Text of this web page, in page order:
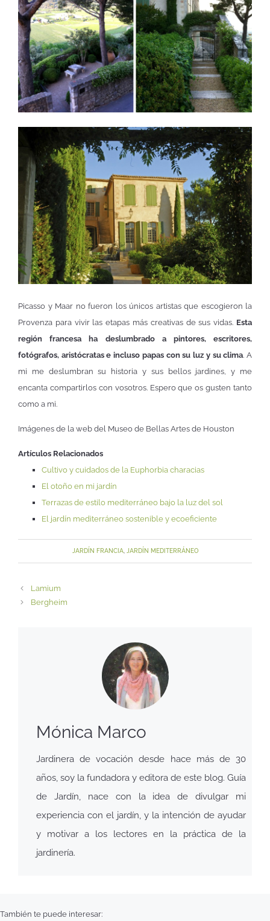
Picasso y Maar no fueron los únicos artistas que escogieron la
Provenza para vivir las etapas más creativas de sus vidas. Esta
región francesa ha deslumbrado a pintores, escritores,
fotógrafos, aristócratas e incluso papas con su luz y su clima. A
mi me deslumbran su historia y sus bellos jardines, y me
encanta compartirlos con vosotros. Espero que os gusten tanto
como a mi.
Imágenes de la web del Museo de Bellas Artes de Houston
Artículos Relacionados
Cultivo y cuidados de la Euphorbia characias
El otoño en mi jardín
Terrazas de estilo mediterráneo bajo la luz del sol
El jardín mediterráneo sostenible y ecoeficiente
JARDÍN FRANCIA, JARDÍN MEDITERRÁNEO
Lamium
Bergheim
Mónica Marco
Jardinera de vocación desde hace más de 30
años, soy la fundadora y editora de este blog. Guía
de Jardín, nace con la idea de divulgar mi
experiencia con el jardín, y la intención de ayudar
y motivar a los lectores en la práctica de la
jardinería.
También te puede interesar: